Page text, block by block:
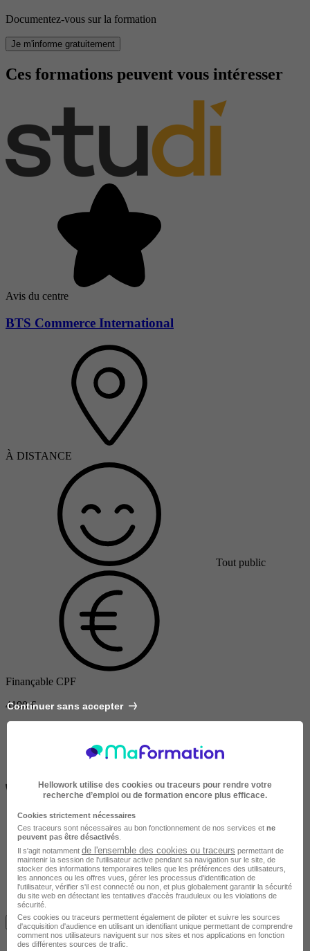
Documentez-vous sur la formation
Je m'informe gratuitement
Ces formations peuvent vous intéresser
Avis du centre
BTS Commerce International
À DISTANCE
Tout public
Finançable CPF
4190 €
Je m'informe gratuitement
Continuer sans accepter
Hellowork utilise des cookies ou traceurs pour rendre votre
recherche d’emploi ou de formation encore plus efficace.
Cookies strictement nécessaires
Ces traceurs sont nécessaires au bon fonctionnement de nos services et ne
peuvent pas être désactivés
Il s'agit notamment de l'ensemble des cookies ou traceurs permettant de
maintenir la session de l'utilisateur active pendant sa navigation sur le site, de
stocker des informations temporaires telles que les préférences des utilisateurs,
les annonces ou les offres vues, gérer les processus d'identification de
l'utilisateur, vérifier s'il est connecté ou non, et plus globalement garantir la sécurité
du site web en détectant les tentatives d'accès frauduleux ou les violations de
sécurité.
Ces cookies ou traceurs permettent également de piloter et suivre les sources
d'acquisition d'audience en utilisant un identifiant unique permettant de comprendre
comment nos utilisateurs naviguent sur nos sites et nos applications en fonction
des différentes sources de trafic.